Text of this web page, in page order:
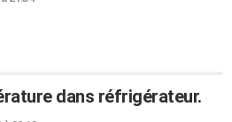
dans réfrigérateur.